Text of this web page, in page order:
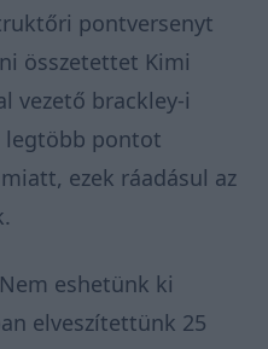
pontversenyt
összetettet Kimi
vezető brackley-i
legtöbb pontot
ezek ráadásul az
eshetünk ki
elveszítettünk 25